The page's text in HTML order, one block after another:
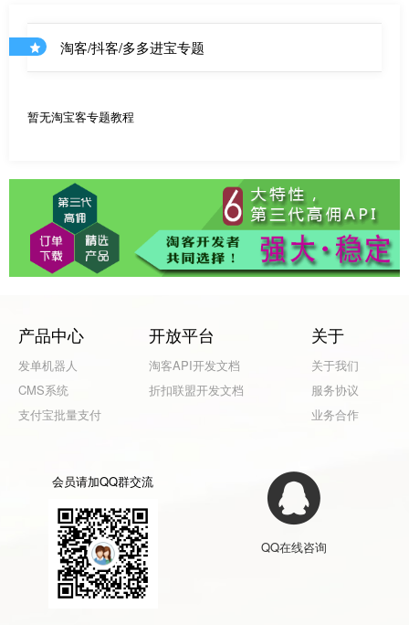
淘客/抖客/多多进宝专题
暂无淘宝客专题教程
产品中心
发单机器人
CMS系统
支付宝批量支付
开放平台
淘客API开发文档
折扣联盟开发文档
关于
关于我们
服务协议
业务合作
会员请加QQ群交流
QQ在线咨询